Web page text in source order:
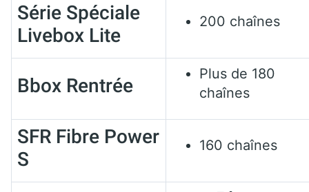
Série Spéciale
Livebox Lite
200 chaînes
Bbox Rentrée
Plus de 180
chaînes
SFR Fibre Power
S
160 chaînes